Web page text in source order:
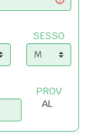
SESSO
PROV